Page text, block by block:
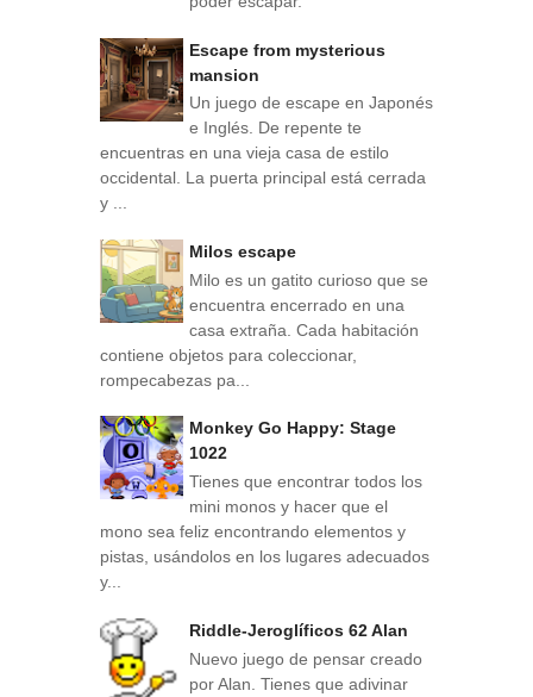
Escape from mysterious
mansion
Un juego de escape en Japonés
e Inglés. De repente te
encuentras en una vieja casa de estilo
occidental. La puerta principal está cerrada
y ...
Milos escape
Milo es un gatito curioso que se
encuentra encerrado en una
casa extraña. Cada habitación
contiene objetos para coleccionar,
rompecabezas pa...
Monkey Go Happy: Stage
1022
Tienes que encontrar todos los
mini monos y hacer que el
mono sea feliz encontrando elementos y
pistas, usándolos en los lugares adecuados
y...
Riddle-Jeroglíficos 62 Alan
Nuevo juego de pensar creado
por Alan. Tienes que adivinar